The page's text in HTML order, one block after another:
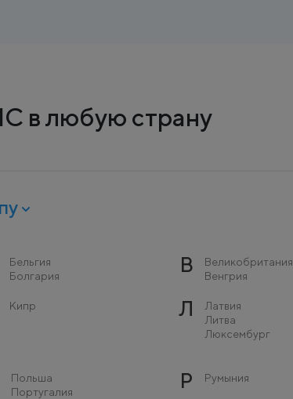
в любую страну
Бельгия
Болгария
В
Великобритания
Венгрия
Кипр Л
Латвия
Литва
Люксембург
Польша
Португалия
Р Румыния